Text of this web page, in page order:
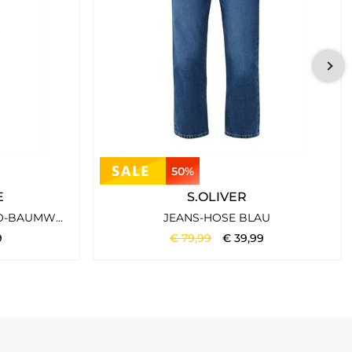
sollen.
DENIM JOGGPANTS AUS BIO-BAUMWOLLE GRAPHITE GRAY
50%
S.OLIVER
JEANS-HOSE BLAU
€79,99 €39,99